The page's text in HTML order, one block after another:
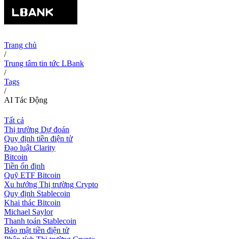
Trang chủ
/
Trung tâm tin tức LBank
/
Tags
/
AI Tác Động
Tất cả
Thị trường Dự đoán
Quy định tiền điện tử
Đạo luật Clarity
Bitcoin
Tiền ổn định
Quỹ ETF Bitcoin
Xu hướng Thị trường Crypto
Quy định Stablecoin
Khai thác Bitcoin
Michael Saylor
Thanh toán Stablecoin
Bảo mật tiền điện tử